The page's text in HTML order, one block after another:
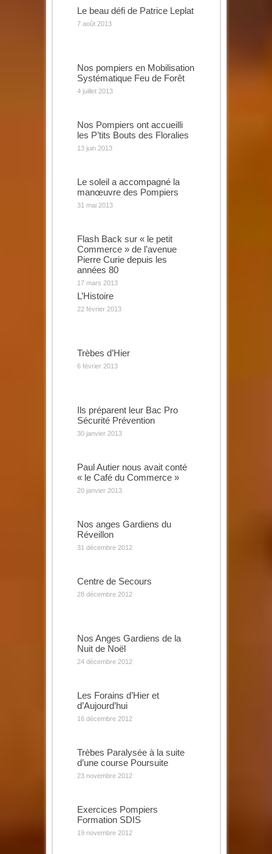
Le beau défi de Patrice Leplat
7 août 2013
Nos pompiers en Mobilisation
Systématique Feu de Forêt
4 juillet 2013
Nos Pompiers ont accueilli
les P’tits Bouts des Floralies
13 juin 2013
Le soleil a accompagné la
manœuvre des Pompiers
31 mai 2013
Flash Back sur « le petit
Commerce » de l’avenue
Pierre Curie depuis les
années 80
17 mars 2013
L’Histoire
22 février 2013
Trèbes d’Hier
6 février 2013
Ils préparent leur Bac Pro
Sécurité Prévention
30 janvier 2013
Paul Autier nous avait conté
« le Café du Commerce »
20 janvier 2013
Nos anges Gardiens du
Réveillon
31 décembre 2012
Centre de Secours
28 décembre 2012
Nos Anges Gardiens de la
Nuit de Noël
24 décembre 2012
Les Forains d’Hier et
d’Aujourd’hui
16 décembre 2012
Trèbes Paralysée à la suite
d’une course Poursuite
23 novembre 2012
Exercices Pompiers
Formation SDIS
19 novembre 2012